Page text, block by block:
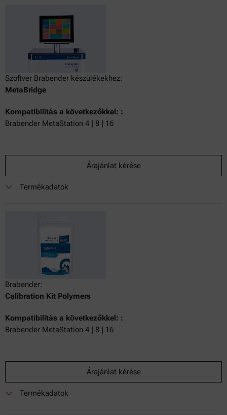
Szoftver Brabender készülékekhez:
MetaBridge
Kompatibilitás a következőkkel: :
Brabender MetaStation 4 | 8 | 16
Árajánlat kérése
Termékadatok
Brabender:
Calibration Kit Polymers
Kompatibilitás a következőkkel: :
Brabender MetaStation 4 | 8 | 16
Árajánlat kérése
Termékadatok